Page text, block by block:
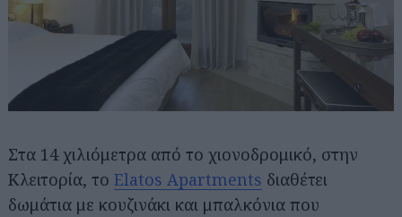
Στα 14 χιλιόμετρα από το χιονοδρομικό, στην
Κλειτορία, το Elatos Apartments διαθέτει
δωμάτια με κουζινάκι και μπαλκόνια που